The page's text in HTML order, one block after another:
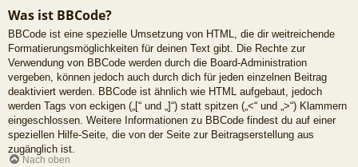
Was ist BBCode?
BBCode ist eine spezielle Umsetzung von HTML, die dir weitreichende
Formatierungsmöglichkeiten für deinen Text gibt. Die Rechte zur
Verwendung von BBCode werden durch die Board-Administration
vergeben, können jedoch auch durch dich für jeden einzelnen Beitrag
deaktiviert werden. BBCode ist ähnlich wie HTML aufgebaut, jedoch
werden Tags von eckigen („[“ und „]“) statt spitzen („<“ und „>“) Klammern
eingeschlossen. Weitere Informationen zu BBCode findest du auf einer
speziellen Hilfe-Seite, die von der Seite zur Beitragserstellung aus
zugänglich ist.
Nach oben